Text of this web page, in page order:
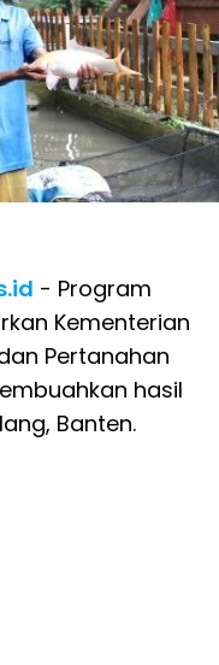
- Program
Kementerian
Pertanahan
hasil
Banten.